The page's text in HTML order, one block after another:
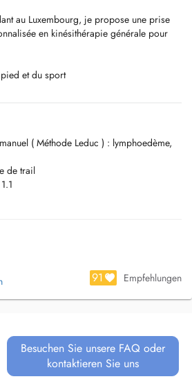
au Luxembourg, je propose une prise
en kinésithérapie générale pour
et du sport
des sportifs, je propose une
la reprise et l'optimisation des
par cet organisme de référence,
des blessures liées à la course à
programme de rééducation aux
votre discipline sportive.
:
( Méthode Leduc ) : lymphoedème,
de trail
91 Empfehlungen
Besuchen Sie unsere FAQ oder
kontaktieren Sie uns